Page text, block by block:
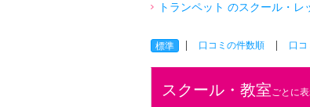
トランペット のスクール・レ
標準 口コミの件数順 口
スクール・教室ごとに